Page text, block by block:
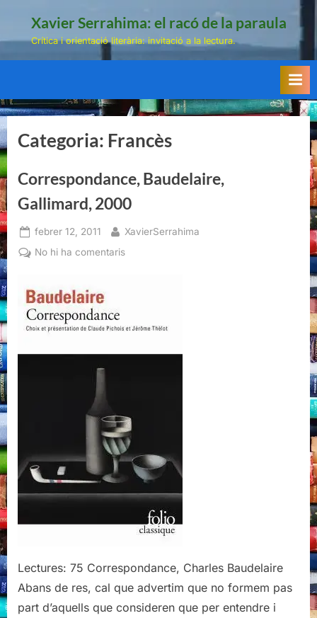
Xavier Serrahima: el racó de la paraula
Crítica i orientació literària: invitació a la lectura.
Categoria: Francès
Correspondance, Baudelaire,
Gallimard, 2000
Posted
on
febrer 12, 2011 By
XavierSerrahima
No hi ha comentarisa
Lectures: 75 Correspondance, Charles Baudelaire
Abans de res, cal que advertim que no formem pas
part d’aquells que consideren que per entendre i